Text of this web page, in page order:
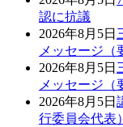
認に抗議
2026年8月5日
メッセージ（
2026年8月5日
メッセージ（
2026年8月5日
行委員会代表）